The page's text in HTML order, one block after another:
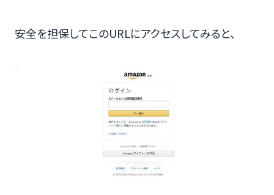
安全を担保してこのURLにアクセスしてみると、